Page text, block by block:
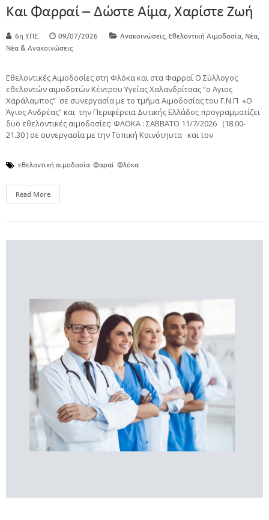
Και Φαρραί – Δώστε Αίμα, Χαρίστε Ζωή
6η Υ.ΠΕ. 09/07/2026 Ανακοινώσεις, Εθελοντική Αιμοδοσία, Νέα,
Νέα & Ανακοινώσεις
Εθελοντικές Αιμοδοσίες στη Φλόκα και στα Φαρραί Ο Σύλλογος
εθελοντών αιμοδοτών Κέντρου Υγείας Χαλανδρίτσας “ο Αγιος
Χαράλαμπος” σε συνεργασία με το τμήμα Αιμοδοσίας του Γ.Ν.Π «Ο
Άγιος Ανδρέας” και την Περιφέρεια Δυτικής Ελλάδος προγραμματίζει
δυο εθελοντικές αιμοδοσίες: ΦΛΟΚΑ : ΣΑΒΒΑΤΟ 11/7/2026 (18.00-
21.30 ) σε συνεργασία με την Τοπική Κοινότηυτα και τον
εθελοντική αιμοδοσία Φαραί Φλόκα
Read More